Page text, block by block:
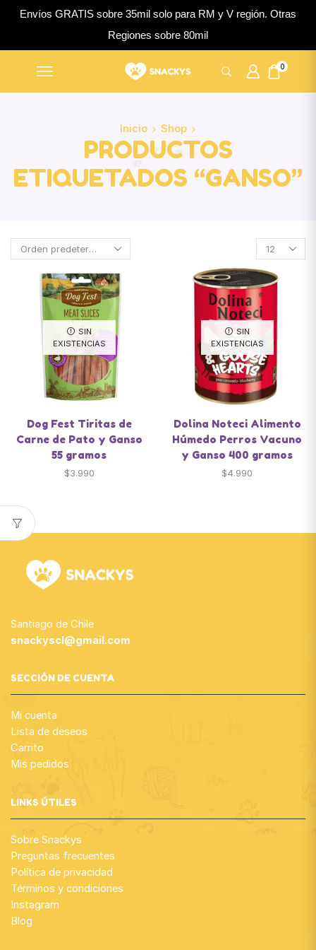
Envíos GRATIS sobre 35mil solo para RM y V región. Otras
Regiones sobre 80mil
0
Inicio Shop
PRODUCTOS
ETIQUETADOS “GANSO”
SIN
EXISTENCIAS
Dog Fest Tiritas de
Carne de Pato y Ganso
55 gramos
$3.990
SIN
EXISTENCIAS
Dolina Noteci Alimento
Húmedo Perros Vacuno
y Ganso 400 gramos
$4.990
Santiago de Chile
snackyscl@gmail.com
SECCIÓN DE CUENTA
Mi cuenta
Lista de deseos
Carrito
Mis pedidos
LINKS ÚTILES
Sobre Snackys
Preguntas frecuentes
Política de privacidad
Términos y condiciones
Instagram
Blog